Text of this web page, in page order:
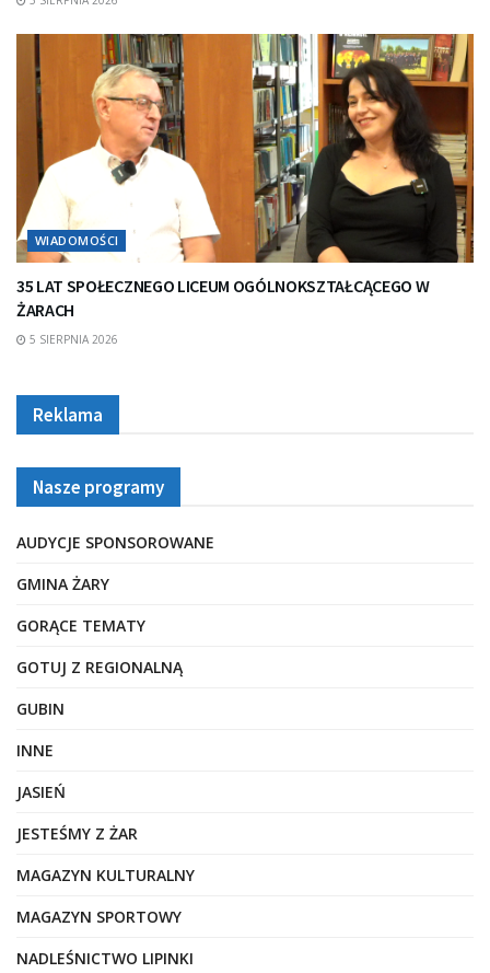
WIADOMOŚCI
35 LAT SPOŁECZNEGO LICEUM OGÓLNOKSZTAŁCĄCEGO W
ŻARACH
5 SIERPNIA 2026
Reklama
Nasze programy
AUDYCJE SPONSOROWANE
GMINA ŻARY
GORĄCE TEMATY
GOTUJ Z REGIONALNĄ
GUBIN
INNE
JASIEŃ
JESTEŚMY Z ŻAR
MAGAZYN KULTURALNY
MAGAZYN SPORTOWY
NADLEŚNICTWO LIPINKI